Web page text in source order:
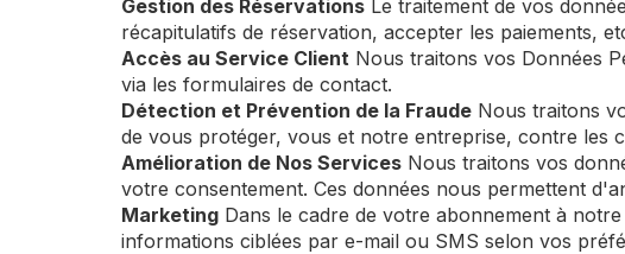
Gestion des Réservations Le traitement de vos
récapitulatifs de réservation, accepter les paiements,
Accès au Service Client Nous traitons vos Données
via les formulaires de contact.
Détection et Prévention de la Fraude Nous traitons
de vous protéger, vous et notre entreprise, contre les
Amélioration de Nos Services Nous traitons vos
votre consentement. Ces données nous permettent
Marketing Dans le cadre de votre abonnement à
informations ciblées par e-mail ou SMS selon vos